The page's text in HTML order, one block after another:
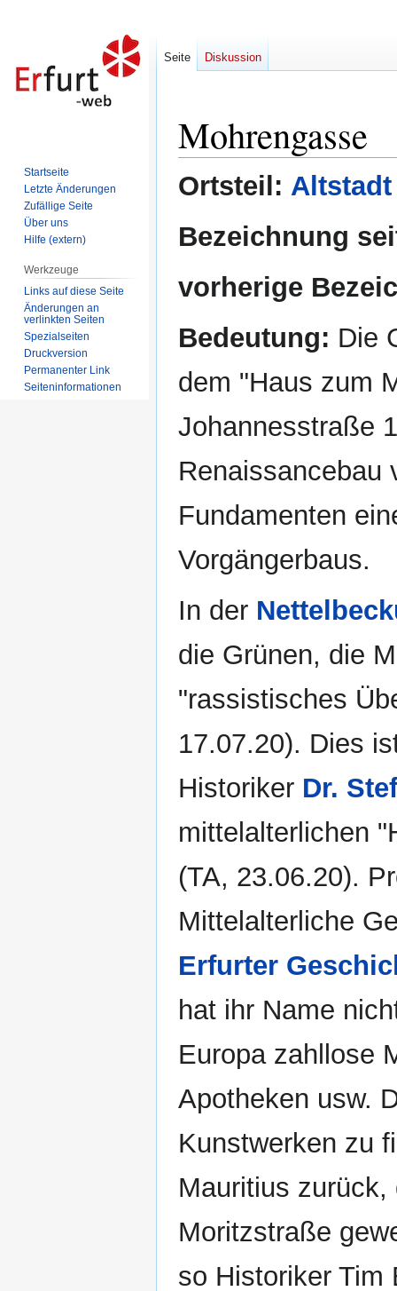
Navigation
springen
Suche
springen
Mohrengasse
Ortsteil: Altstadt
Bezeichnung
vorherige
Bedeutung: Die
dem "Haus zum
Johannesstraße
Renaissancebau
Fundamenten
Vorgängerbaus.
In der
die Grünen, die
"rassistisches
17.07.20). Dies
Historiker Dr.
mittelalterlichen
(TA, 23.06.20).
Mittelalterliche
Erfurter
hat ihr Name
Europa zahllose
Apotheken usw.
Kunstwerken zu
Mauritius
Moritzstraße
so Historiker Tim
Seite Diskussion
Startseite
Letzte Änderungen
Zufällige Seite
Über uns
Hilfe (extern)
Werkzeuge
Links auf diese Seite
Änderungen an
verlinkten Seiten
Spezialseiten
Druckversion
Permanenter Link
Seiten­informationen